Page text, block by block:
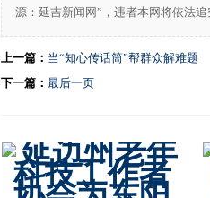
源：延吉新闻网”，违者本网将依法追
上一篇： 当“知心传话筒”帮群众解难题
下一篇： 最后一页